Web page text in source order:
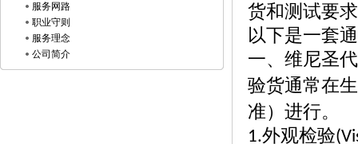
服务网路
职业守则
服务理念
公司简介
货和测试要
以下是一套
一、维尼圣
验货通常在
准）进行。
1.外观检验